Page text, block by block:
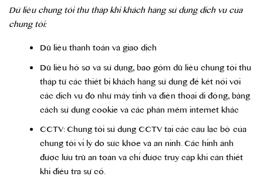
Dữ liệu chúng tôi thu thập khi khách hàng sử dụng dịch vụ của
chúng tôi:
Dữ liệu thanh toán và giao dịch
Dữ liệu hồ sơ và sử dụng, bao gồm dữ liệu chúng tôi thu
thập từ các thiết bị khách hàng sử dụng để kết nối với
các dịch vụ đó như máy tính và điện thoại di động, bằng
cách sử dụng cookie và các phần mềm internet khác
CCTV: Chúng tôi sử dụng CCTV tại các câu lạc bộ của
chúng tôi vì lý do sức khỏe và an ninh. Các hình ảnh
được lưu trữ an toàn và chỉ được truy cập khi cần thiết
khi điều tra sự cố.